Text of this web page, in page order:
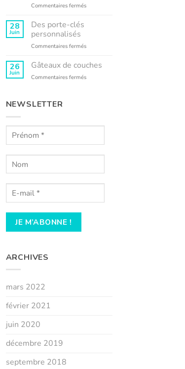
Commentaires ferméssur
sont
sortie
28
Juin
Des porte-clés
personnalisés
Commentaires ferméssur
porte-
personnalisés
26
Juin
Gâteaux de couches
Commentaires ferméssur
NEWSLETTER
ARCHIVES
mars 2022
février 2021
juin 2020
décembre 2019
septembre 2018